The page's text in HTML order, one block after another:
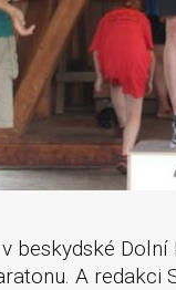
beskydské
A redakci